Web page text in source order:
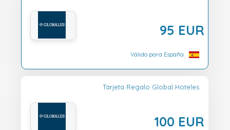
95 EUR
Válido para España
Tarjeta Regalo Global Hoteles
100 EUR